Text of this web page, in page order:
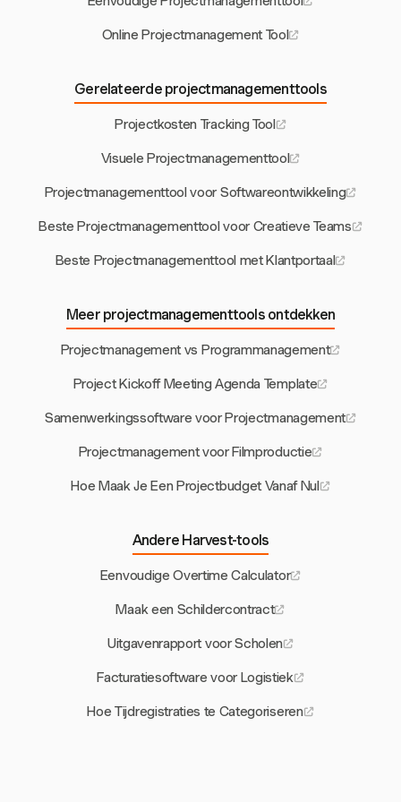
Online Projectmanagement Tool
Gerelateerde projectmanagementtools
Projectkosten Tracking Tool
Visuele Projectmanagementtool
Projectmanagementtool voor Softwareontwikkeling
Beste Projectmanagementtool voor Creatieve Teams
Beste Projectmanagementtool met Klantportaal
Meer projectmanagementtools ontdekken
Projectmanagement vs Programmanagement
Project Kickoff Meeting Agenda Template
Samenwerkingssoftware voor Projectmanagement
Projectmanagement voor Filmproductie
Hoe Maak Je Een Projectbudget Vanaf Nul
Andere Harvest-tools
Eenvoudige Overtime Calculator
Maak een Schildercontract
Uitgavenrapport voor Scholen
Facturatiesoftware voor Logistiek
Hoe Tijdregistraties te Categoriseren